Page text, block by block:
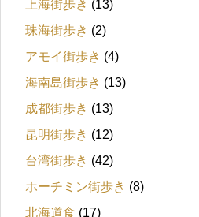
上海街歩き (13)
珠海街歩き (2)
アモイ街歩き (4)
海南島街歩き (13)
成都街歩き (13)
昆明街歩き (12)
台湾街歩き (42)
ホーチミン街歩き (8)
北海道食 (17)